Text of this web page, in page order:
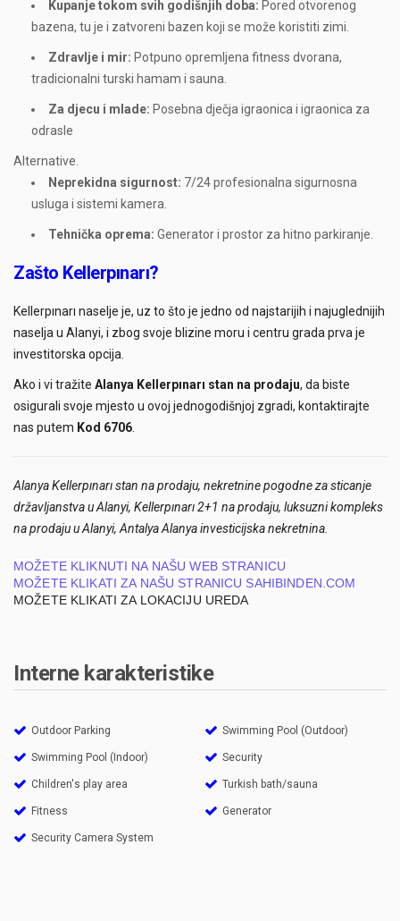
Kupanje tokom svih godišnjih doba: Pored otvorenog
bazena, tu je i zatvoreni bazen koji se može koristiti zimi.
Zdravlje i mir: Potpuno opremljena fitness dvorana,
tradicionalni turski hamam i sauna.
Za djecu i mlade: Posebna dječja igraonica i igraonica za
odrasle
Alternative.
Neprekidna sigurnost: 7/24 profesionalna sigurnosna
usluga i sistemi kamera.
Tehnička oprema: Generator i prostor za hitno parkiranje.
Zašto Kellerpınarı?
Kellerpınarı naselje je, uz to što je jedno od najstarijih i najuglednijih
naselja u Alanyi, i zbog svoje blizine moru i centru grada prva je
investitorska opcija.
Ako i vi tražite Alanya Kellerpınarı stan na prodaju, da biste
osigurali svoje mjesto u ovoj jednogodišnjoj zgradi, kontaktirajte
nas putem Kod 6706.
Alanya Kellerpınarı stan na prodaju, nekretnine pogodne za sticanje
državljanstva u Alanyi, Kellerpınarı 2+1 na prodaju, luksuzni kompleks
na prodaju u Alanyi, Antalya Alanya investicijska nekretnina.
MOŽETE KLIKNUTI NA NAŠU WEB STRANICU
MOŽETE KLIKATI ZA NAŠU STRANICU SAHIBINDEN.COM
MOŽETE KLIKATI ZA LOKACIJU UREDA
Interne karakteristike
Outdoor Parking Swimming Pool (Outdoor)
Swimming Pool (Indoor) Security
Children's play area Turkish bath/sauna
Fitness Generator
Security Camera System